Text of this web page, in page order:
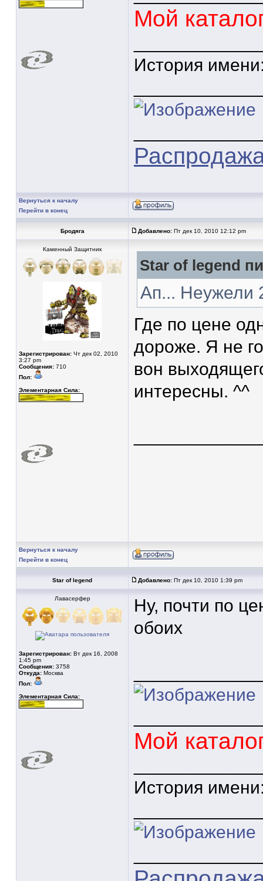
Мой
История
Вернуться к началу
Перейти в конец
Бродяга Добавлено: Пт дек 10, 2010 12:12 pm
Каменный Защитник
Зарегистрирован: Чт дек 02, 2010
3:27 pm
Сообщения: 710
Пол:
Элементарная Сила:
Star of legend
Ап... Неужели
Где по цене
дороже. Я не
вон
интересны. ^^
Вернуться к началу
Перейти в конец
Star of legend Добавлено: Пт дек 10, 2010 1:39 pm
Лавасерфер
Зарегистрирован: Вт дек 16, 2008
1:45 pm
Сообщения: 3758
Откуда: Москва
Пол:
Элементарная Сила:
Ну, почти по
обоих
Мой
История